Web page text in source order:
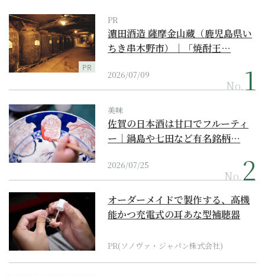
PR
PR
濵田酒造 薩摩金山蔵（鹿児島県い
ちき串木野市）｜「焼酎王…
2026/07/09
No.
美味
佐賀の日本酒は甘口でフルーティ
ー｜鍋島や七田など有名銘柄…
2026/07/25
No.
オーダーメイドで製作する、高機
能かつ充電式の耳あな型補聴器
PR(ソノヴァ・ジャパン株式会社)